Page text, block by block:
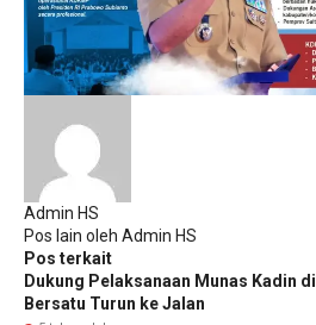
Admin HS
Pos lain oleh Admin HS
Pos terkait
Dukung Pelaksanaan Munas Kadin
Bersatu Turun ke Jalan